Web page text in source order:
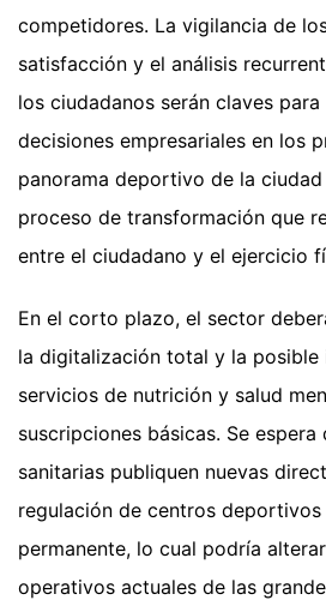
competidores. La vigilancia de
satisfacción y el análisis
los ciudadanos serán claves
decisiones empresariales en los
panorama deportivo de la
proceso de transformación que
entre el ciudadano y el ejercicio
En el corto plazo, el sector
la digitalización total y la posible
servicios de nutrición y salud
suscripciones básicas. Se
sanitarias publiquen nuevas
regulación de centros deportivos
permanente, lo cual podría
operativos actuales de las